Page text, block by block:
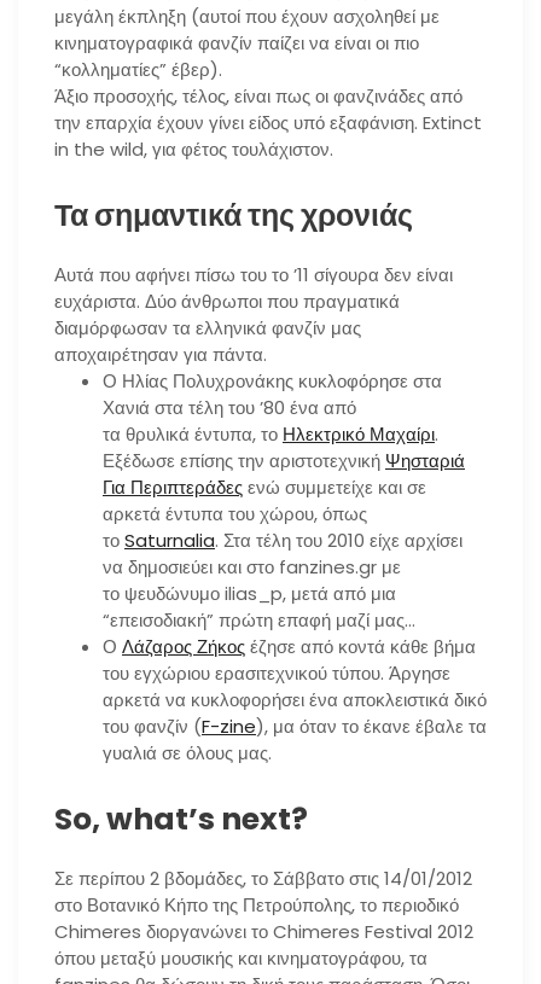
μεγάλη έκπληξη (αυτοί που έχουν ασχοληθεί με
κινηματογραφικά φανζίν παίζει να είναι οι πιο
“κολληματίες” έβερ).
Άξιο προσοχής, τέλος, είναι πως οι φανζινάδες από
την επαρχία έχουν γίνει είδος υπό εξαφάνιση. Extinct
in the wild, για φέτος τουλάχιστον.
Τα σημαντικά της χρονιάς
Αυτά που αφήνει πίσω του το ’11 σίγουρα δεν είναι
ευχάριστα. Δύο άνθρωποι που πραγματικά
διαμόρφωσαν τα ελληνικά φανζίν μας
αποχαιρέτησαν για πάντα.
Ο Ηλίας Πολυχρονάκης κυκλοφόρησε στα
Χανιά στα τέλη του ’80 ένα από
τα θρυλικά έντυπα, το Ηλεκτρικό Μαχαίρι.
Εξέδωσε επίσης την αριστοτεχνική Ψησταριά
Για Περιπτεράδεςενώ συμμετείχε και σε
αρκετά έντυπα του χώρου, όπως
τοSaturnalia. Στα τέλη του 2010 είχε αρχίσει
να δημοσιεύει και στο fanzines.gr με
το ψευδώνυμο ilias_p, μετά από μια
“επεισοδιακή” πρώτη επαφή μαζί μας…
Ο Λάζαρος Ζήκοςέζησε από κοντά κάθε βήμα
του εγχώριου ερασιτεχνικού τύπου. Άργησε
αρκετά να κυκλοφορήσει ένα αποκλειστικά δικό
του φανζίν (F-zine), μα όταν το έκανε έβαλε τα
γυαλιά σε όλους μας.
So, what’s next?
Σε περίπου 2 βδομάδες, το Σάββατο στις 14/01/2012
στο Βοτανικό Κήπο της Πετρούπολης, το περιοδικό
Chimeres διοργανώνει το Chimeres Festival 2012
όπου μεταξύ μουσικής και κινηματογράφου, τα